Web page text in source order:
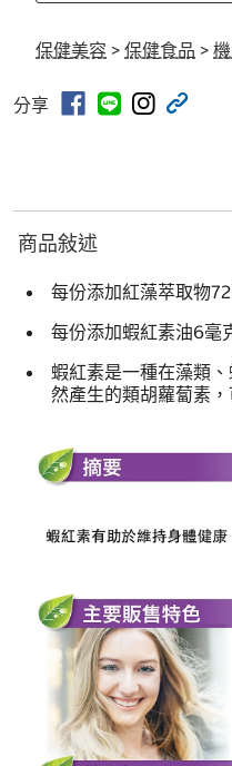
保健美容 > 保健食品 >
分享
商品敍述
每份添加紅藻萃取物
每份添加蝦紅素油6毫
蝦紅素是一種在藻類
然產生的類胡蘿蔔素